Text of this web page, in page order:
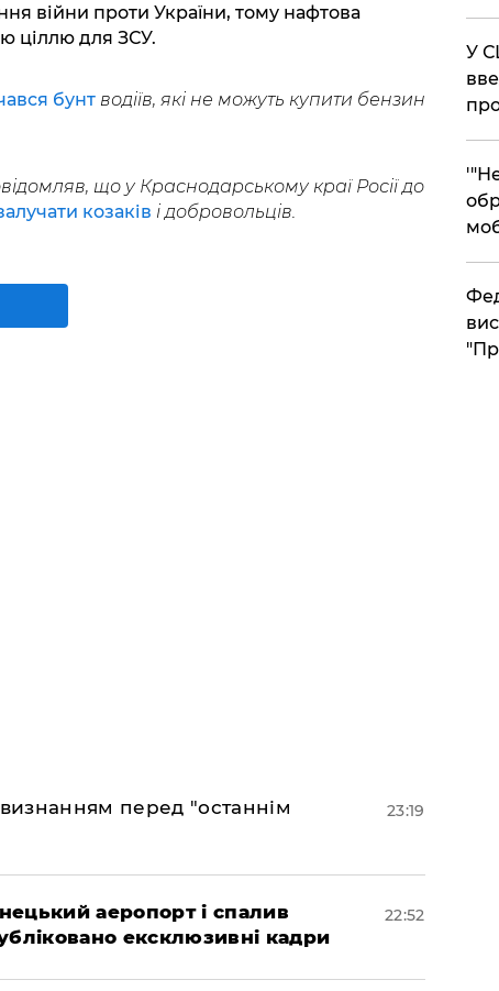
війни проти України, тому нафтова
ціллю для ЗСУ.
бунтводіїв, які не можуть купити бензин
що у Краснодарському краї Росії до
козаків і добровольців.
перед "останнім
23:19
аеропорт і спалив
ексклюзивні кадри
22:52
​У